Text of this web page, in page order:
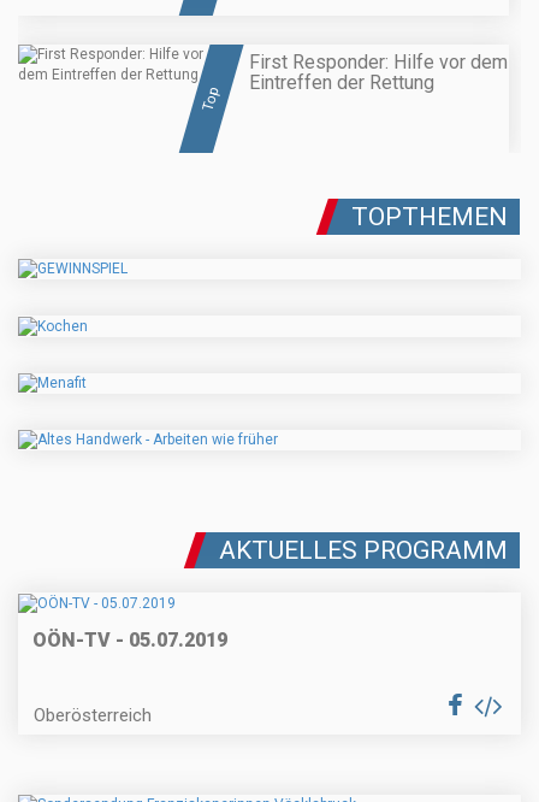
Top
First Responder: Hilfe vor dem
Eintreffen der Rettung
TOPTHEMEN
AKTUELLES PROGRAMM
OÖN-TV - 05.07.2019
Oberösterreich